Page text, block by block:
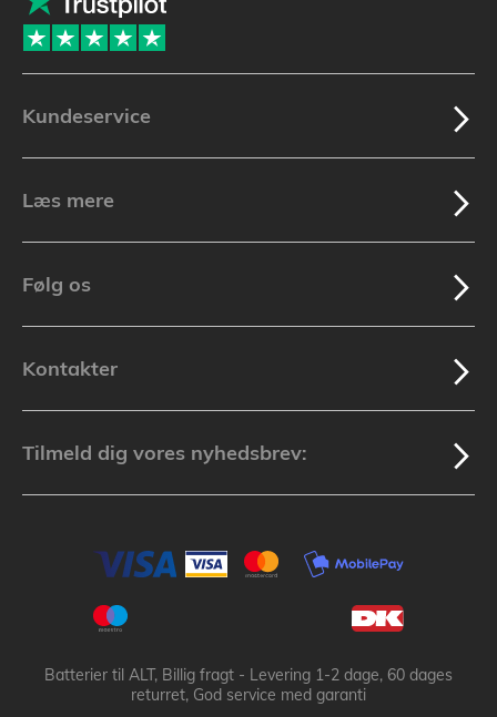
Kundeservice
Læs mere
Følg os
Kontakter
Tilmeld dig vores nyhedsbrev:
Batterier til ALT, Billig fragt - Levering 1-2 dage, 60 dages
returret, God service med garanti